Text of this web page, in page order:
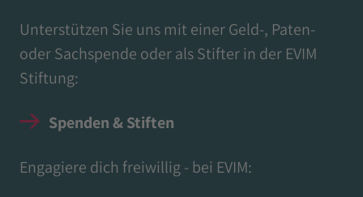
Unterstützen Sie uns mit einer Geld-, Paten-
oder Sachspende oder als Stifter in der EVIM
Stiftung:
Spenden & Stiften
Engagiere dich freiwillig - bei EVIM: